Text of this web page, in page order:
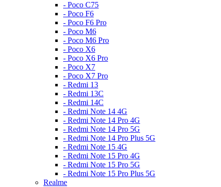
- Poco C75
- Poco F6
- Poco F6 Pro
- Poco M6
- Poco M6 Pro
- Poco X6
- Poco X6 Pro
- Poco X7
- Poco X7 Pro
- Redmi 13
- Redmi 13C
- Redmi 14C
- Redmi Note 14 4G
- Redmi Note 14 Pro 4G
- Redmi Note 14 Pro 5G
- Redmi Note 14 Pro Plus 5G
- Redmi Note 15 4G
- Redmi Note 15 Pro 4G
- Redmi Note 15 Pro 5G
- Redmi Note 15 Pro Plus 5G
Realme